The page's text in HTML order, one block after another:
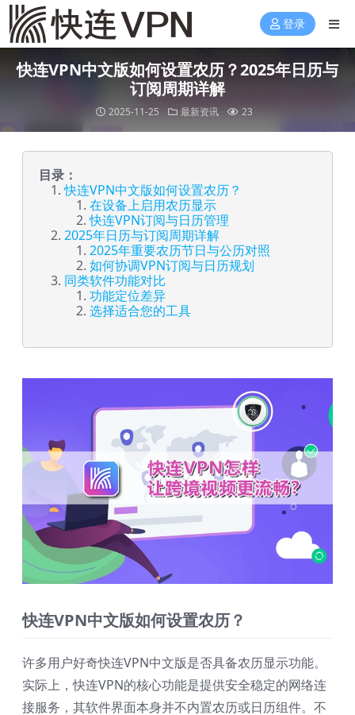
登录
快连VPN中文版如何设置农历？2025年日历与
订阅周期详解
2025-11-25 最新资讯 23
目录：
快连VPN中文版如何设置农历？
在设备上启用农历显示
快连VPN订阅与日历管理
2025年日历与订阅周期详解
2025年重要农历节日与公历对照
如何协调VPN订阅与日历规划
同类软件功能对比
功能定位差异
选择适合您的工具
快连VPN中文版如何设置农历？
许多用户好奇快连VPN中文版是否具备农历显示功能。
实际上，快连VPN的核心功能是提供安全稳定的网络连
接服务，其软件界面本身并不内置农历或日历组件。不